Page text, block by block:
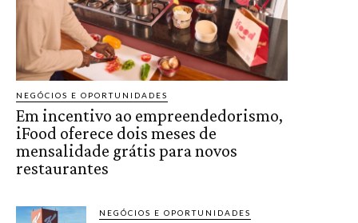
NEGÓCIOS E OPORTUNIDADES
Em incentivo ao empreendedorismo,
iFood oferece dois meses de
mensalidade grátis para novos
restaurantes
NEGÓCIOS E OPORTUNIDADES